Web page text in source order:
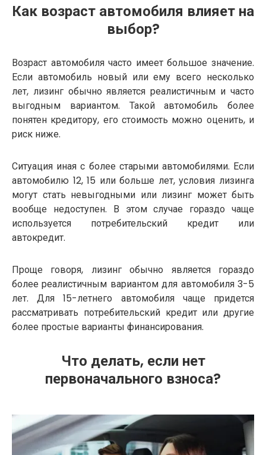
Как возраст автомобиля влияет на
выбор?
Возраст автомобиля часто имеет большое значение.
Если автомобиль новый или ему всего несколько
лет, лизинг обычно является реалистичным и часто
выгодным вариантом. Такой автомобиль более
понятен кредитору, его стоимость можно оценить, и
риск ниже.
Ситуация иная с более старыми автомобилями. Если
автомобилю 12, 15 или больше лет, условия лизинга
могут стать невыгодными или лизинг может быть
вообще недоступен. В этом случае гораздо чаще
используется потребительский кредит или
автокредит.
Проще говоря, лизинг обычно является гораздо
более реалистичным вариантом для автомобиля 3-5
лет. Для 15-летнего автомобиля чаще придется
рассматривать потребительский кредит или другие
более простые варианты финансирования.
Что делать, если нет
первоначального взноса?